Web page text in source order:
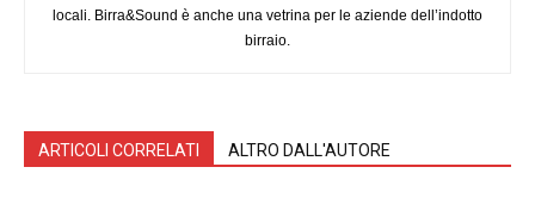
locali. Birra&Sound è anche una vetrina per le aziende dell’indotto
birraio.
ARTICOLI CORRELATI ALTRO DALL'AUTORE